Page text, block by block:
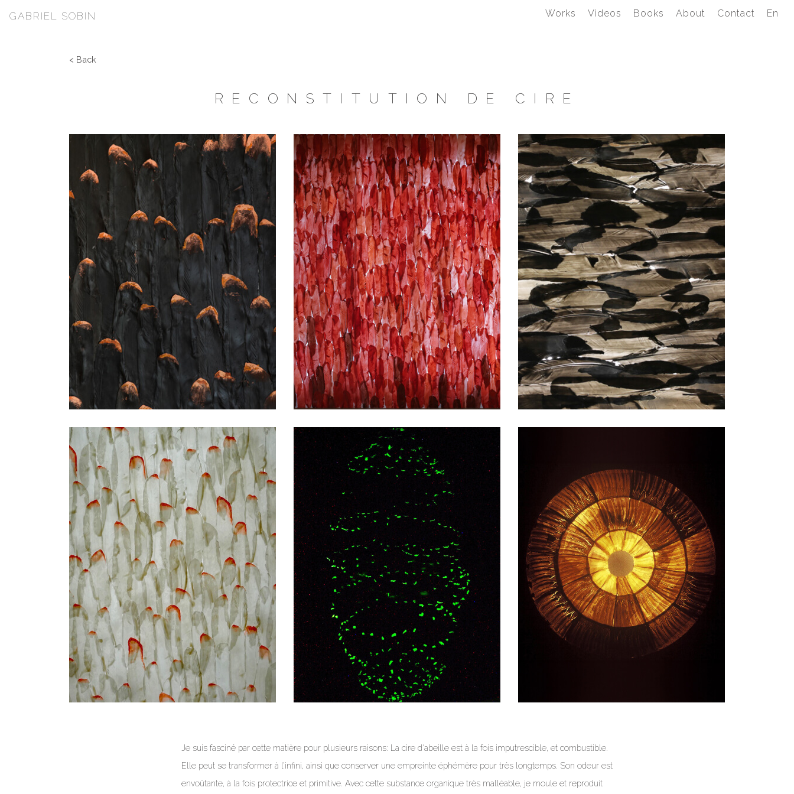
GABRIEL SOBIN Works Videos Books About Contact En
< Back
RECONSTITUTION DE CIRE
Je suis fasciné par cette matière pour plusieurs raisons: La cire d‘abeille est à la fois imputrescible, et combustible.
Elle peut se transformer à l’infini, ainsi que conserver une empreinte éphémère pour très longtemps. Son odeur est
envoûtante, à la fois protectrice et primitive. Avec cette substance organique très malléable, je moule et reproduit